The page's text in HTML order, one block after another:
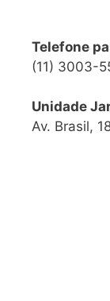
Telefone
(11) 3003-
Unidade
Av. Brasil,